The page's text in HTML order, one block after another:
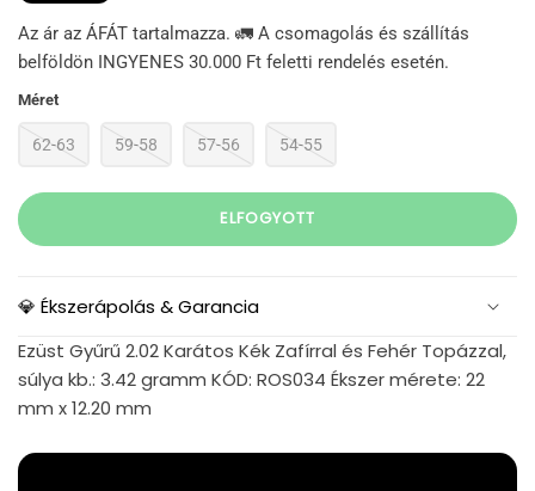
Az ár az ÁFÁT tartalmazza. 🚛 A csomagolás és szállítás
belföldön INGYENES 30.000 Ft feletti rendelés esetén.
Méret
62-63 59-58 57-56 54-55
ELFOGYOTT
💎 Ékszerápolás & Garancia
Ezüst Gyűrű 2.02 Karátos Kék Zafírral és Fehér Topázzal,
súlya kb.: 3.42 gramm KÓD: ROS034 Ékszer mérete: 22
mm x 12.20 mm